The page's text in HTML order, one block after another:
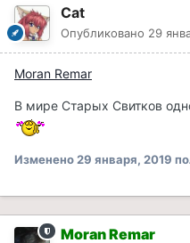
Cat
Опубликовано 29
Moran Remar
В мире Старых Свитков
Изменено 29 января, 2019
Moran Remar